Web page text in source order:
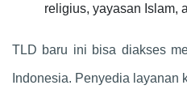
religius, yayasan Islam,
TLD baru ini bisa diakses
Indonesia. Penyedia layanan